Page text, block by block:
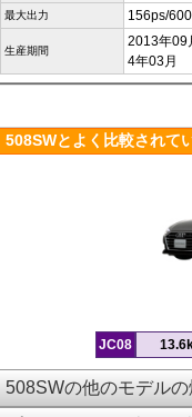
最大出力 156ps/
生産期間
2013年09
4年03月
508SWとよく比較されて
JC08
508SWの他のモデルの